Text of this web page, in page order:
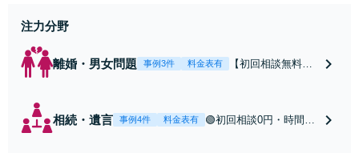
注力分野
離婚・男女問題 事例3件 料金表有
【初回相談無料】
応】中高年離婚／
相続・遺言 事例4件 料金表有
🟢初回相談0円・時間無